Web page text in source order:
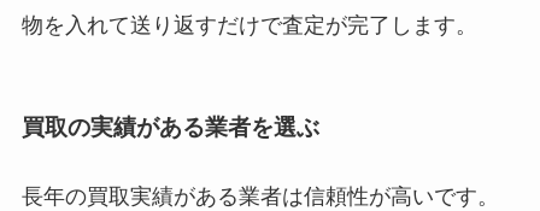
物を入れて送り返すだけで査定が完了します。
買取の実績がある業者を選ぶ
長年の買取実績がある業者は信頼性が高いです。